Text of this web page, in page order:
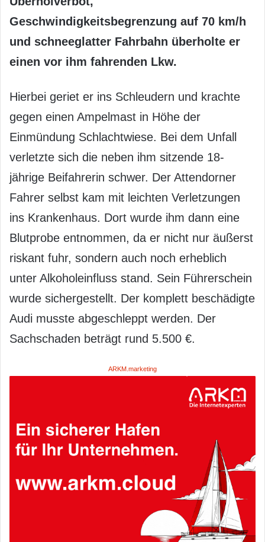
Geschwindigkeitsbegrenzung auf 70 km/h
und schneeglatter Fahrbahn überholte er
einen vor ihm fahrenden Lkw.
Hierbei geriet er ins Schleudern und krachte
gegen einen Ampelmast in Höhe der
Einmündung Schlachtwiese. Bei dem Unfall
verletzte sich die neben ihm sitzende 18-
jährige Beifahrerin schwer. Der Attendorner
Fahrer selbst kam mit leichten Verletzungen
ins Krankenhaus. Dort wurde ihm dann eine
Blutprobe entnommen, da er nicht nur äußerst
riskant fuhr, sondern auch noch erheblich
unter Alkoholeinfluss stand. Sein Führerschein
wurde sichergestellt. Der komplett beschädigte
Audi musste abgeschleppt werden. Der
Sachschaden beträgt rund 5.500 €.
ARKM.marketing